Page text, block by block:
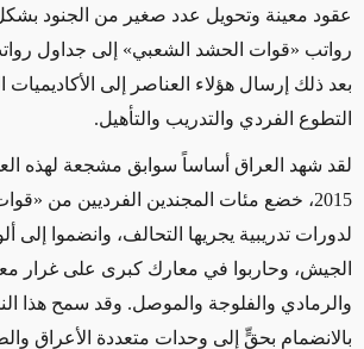
عقود معينة وتحويل عدد صغير من الجنود
رواتب «قوات الحشد الشعبي» إلى جداول
بعد ذلك إرسال هؤلاء العناصر إلى
التطوع الفردي والتدريب والتأهيل.
لقد شهد العراق أساساً سوابق مشجعة لهذه
2015، خضع مئات المجندين الفرديين من
لدورات تدريبية يجريها التحالف، وانضموا إلى
الجيش، وحاربوا في معارك كبرى على غرار
والرمادي والفلوجة والموصل. وقد سمح هذا
بالانضمام بحقٍّ إلى وحدات متعددة الأعراق